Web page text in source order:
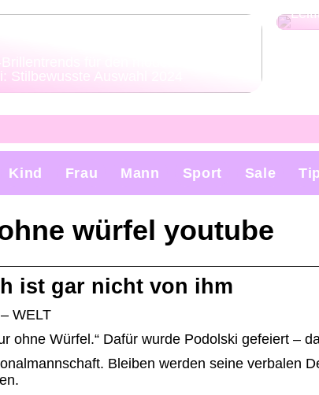
für den modebewussten
Stilbewusste Auswahl 2024
Kind Frau Mann Sport Sale
würfel youtube
ist gar nicht von ihm
WELT
ohne Würfel.“ Dafür wurde Podolski gefeiert –
Bleiben werden seine verbalen